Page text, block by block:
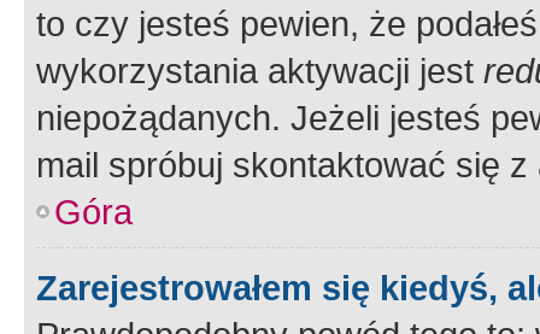
to czy jesteś pewien, że
wykorzystania aktywacji jest
niepożądanych. Jeżeli jesteś
mail spróbuj skontaktować się
Góra
Zarejestrowałem się kiedyś,